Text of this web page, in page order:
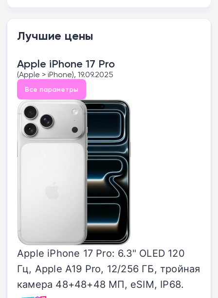
Лучшие цены
Apple iPhone 17 Pro
(Apple > iPhone), 19.09.2025
Все параметры
Apple iPhone 17 Pro: 6.3" OLED 120
Гц, Apple A19 Pro, 12/256 ГБ, тройная
камера 48+48+48 МП, eSIM, IP68.